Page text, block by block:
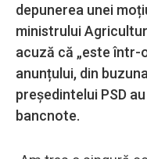
depunerea unei
ministrului
acuză că „este într-
anunțului, din
președintelui PSD
bancnote.